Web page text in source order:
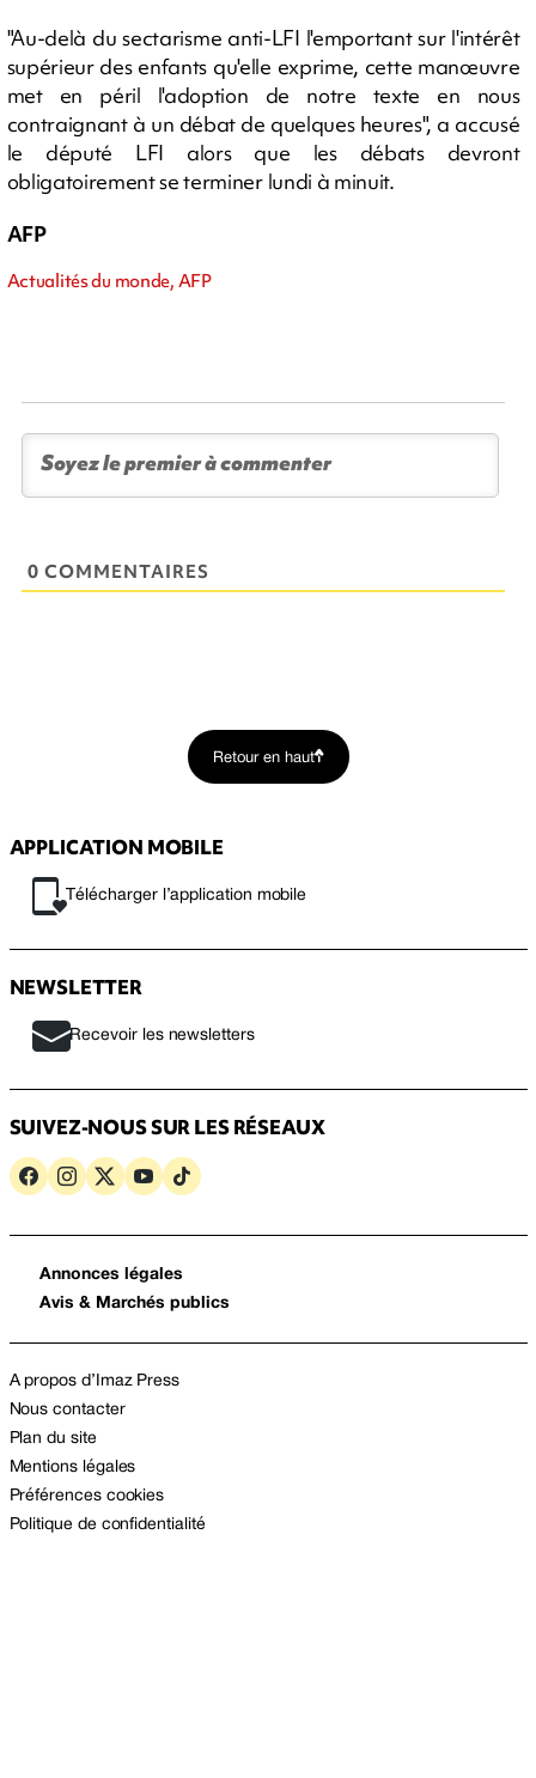
"Au-delà du sectarisme anti-LFI l'emportant sur l'intérêt
supérieur des enfants qu'elle exprime, cette manœuvre
met en péril l'adoption de notre texte en nous
contraignant à un débat de quelques heures", a accusé
le député LFI alors que les débats devront
obligatoirement se terminer lundi à minuit.
AFP
Actualités du monde, AFP
0 COMMENTAIRES
Retour en haut
APPLICATION MOBILE
Télécharger l’application mobile
NEWSLETTER
Recevoir les newsletters
SUIVEZ-NOUS SUR LES RÉSEAUX
Annonces légales
Avis & Marchés publics
A propos d’Imaz Press
Nous contacter
Plan du site
Mentions légales
Préférences cookies
Politique de confidentialité